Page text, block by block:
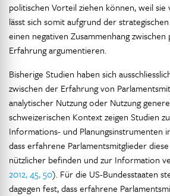
politischen Vorteil ziehen können, weil
lässt sich somit aufgrund der
einen negativen Zusammenhang
Erfahrung argumentieren.
Bisherige Studien haben sich
zwischen der Erfahrung von
analytischer Nutzung oder Nutzung
schweizerischen Kontext zeigen Studien
Informations- und Planungsinstrumenten
dass erfahrene Parlamentsmitglieder
nützlicher befinden und zur Information
2012, 45, 50). Für die US-Bundesstaaten
dagegen fest, dass erfahrene